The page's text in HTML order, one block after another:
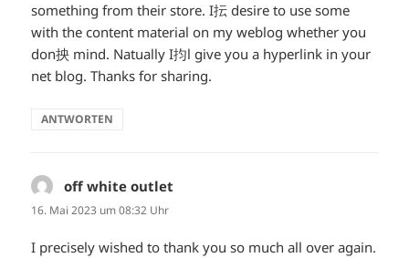
something from their store. I抎 desire to use some
with the content material on my weblog whether you
don抰 mind. Natually I抣l give you a hyperlink in your
net blog. Thanks for sharing.
ANTWORTEN
off white outlet
16. Mai 2023 um 08:32 Uhr
I precisely wished to thank you so much all over again.